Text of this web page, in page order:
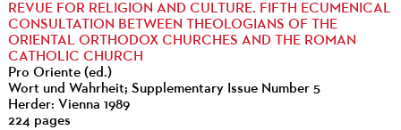
REVUE FOR RELIGION AND CULTURE. FIFTH ECUMENICAL
CONSULTATION BETWEEN THEOLOGIANS OF THE
ORIENTAL ORTHODOX CHURCHES AND THE ROMAN
CATHOLIC CHURCH
Pro Oriente (ed.)
Wort und Wahrheit; Supplementary Issue Number 5
Herder: Vienna 1989
224 pages